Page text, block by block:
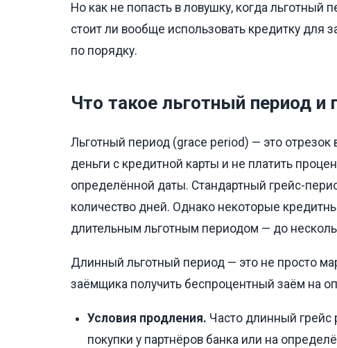
Но как не попасть в ловушку, когда льготный
стоит ли вообще использовать кредитку для
по порядку.
Что такое льготный период
Льготный период (grace period) — это отрезок
деньги с кредитной карты и не платить
определённой даты. Стандартный грейс-
количество дней. Однако некоторые
длительным льготным периодом — до
Длинный льготный период — это не просто
заёмщика получить беспроцентный заём на
Условия продления. Часто длинный грейс
покупки у партнёров банка или на